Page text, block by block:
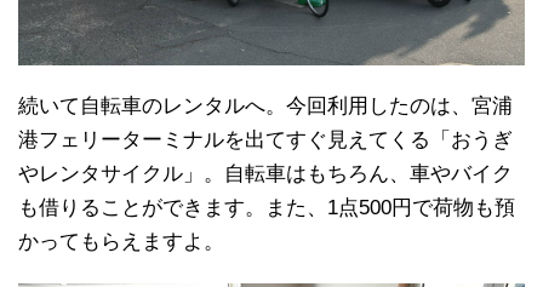
続いて自転車のレンタルへ。今回利用したのは、宮浦
港フェリーターミナルを出てすぐ見えてくる「おうぎ
やレンタサイクル」。自転車はもちろん、車やバイク
も借りることができます。また、1点500円で荷物も預
かってもらえますよ。